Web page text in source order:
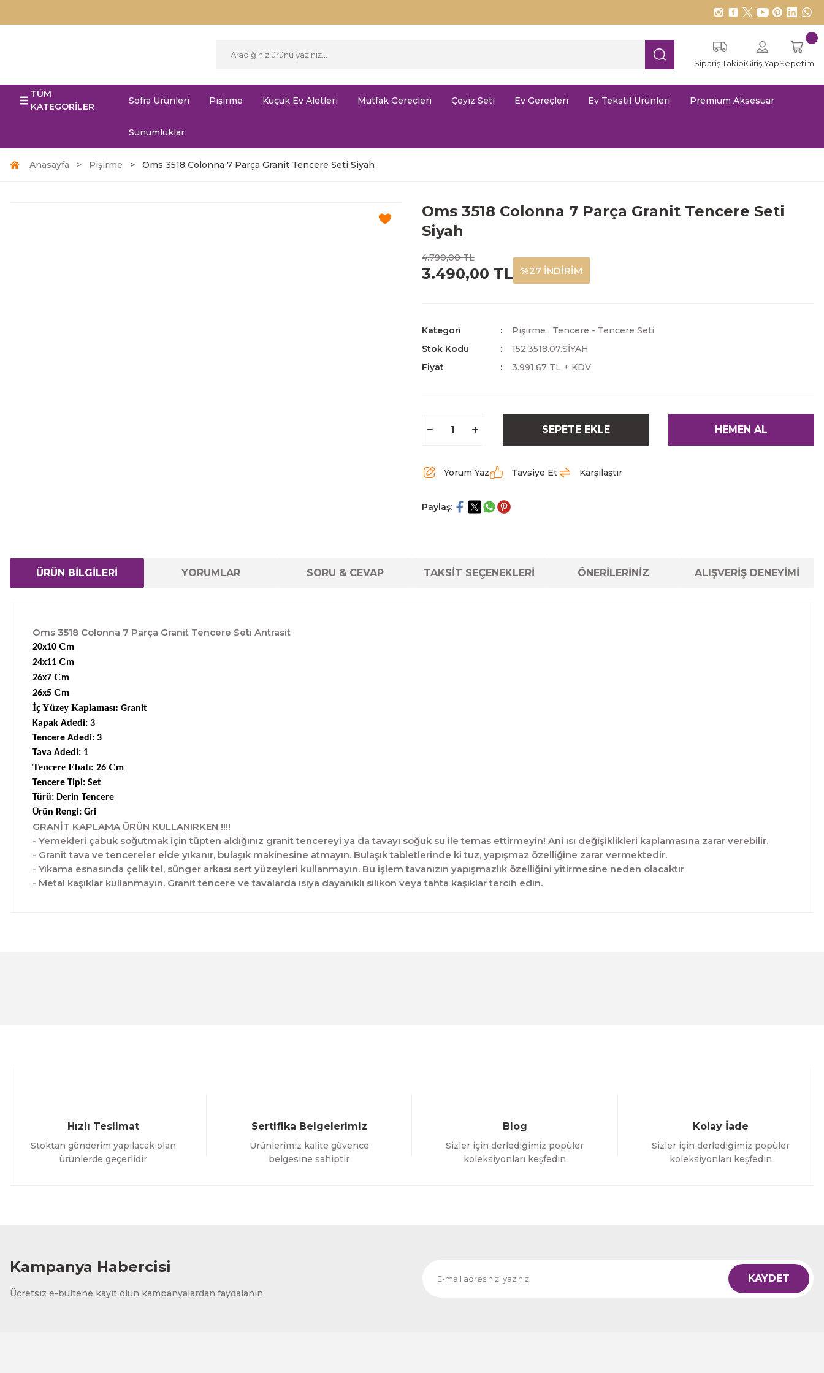
Sipariş TakibiGiriş YapSepetim
TÜM
KATEGORİLER
Sofra Ürünleri Pişirme Küçük Ev Aletleri Mutfak Gereçleri Çeyiz Seti Ev Gereçleri Ev Tekstil Ürünleri Premium Aksesuar
Sunumluklar
Anasayfa Pişirme Oms 3518 Colonna 7 Parça Granit Tencere Seti Siyah
Oms 3518 Colonna 7 Parça Granit Tencere Seti
Siyah
4.790,00 TL
3.490,00 TL %27 İNDİRİM
Kategori Pişirme , Tencere - Tencere Seti
Stok Kodu
152.3518.07.SİYAH
Fiyat
3.991,67 TL + KDV
SEPETE EKLE HEMEN AL
Yorum Yaz Tavsiye Et Karşılaştır
Paylaş:
ÜRÜN BİLGİLERİ YORUMLAR SORU & CEVAP TAKSİT SEÇENEKLERİ ÖNERİLERİNİZ ALIŞVERİŞ DENEYİMİ
Oms 3518 Colonna 7 Parça Granit Tencere Seti Antrasit
20x10 Cm
24x11 Cm
26x7 Cm
26x5 Cm
İç Yüzey Kaplaması: Granit
Kapak Adedi: 3
Tencere Adedi: 3
Tava Adedi: 1
Tencere Ebatı: 26 Cm
Tencere Tipi: Set
Türü: Derin Tencere
Ürün Rengi: Gri
GRANİT KAPLAMA ÜRÜN KULLANIRKEN !!!!
- Yemekleri çabuk soğutmak için tüpten aldığınız granit tencereyi ya da tavayı soğuk su ile temas ettirmeyin! Ani ısı değişiklikleri kaplamasına zarar verebilir.
- Granit tava ve tencereler elde yıkanır, bulaşık makinesine atmayın. Bulaşık tabletlerinde ki tuz, yapışmaz özelliğine zarar vermektedir.
- Yıkama esnasında çelik tel, sünger arkası sert yüzeyleri kullanmayın. Bu işlem tavanızın yapışmazlık özelliğini yitirmesine neden olacaktır
- Metal kaşıklar kullanmayın. Granit tencere ve tavalarda ısıya dayanıklı silikon veya tahta kaşıklar tercih edin.
Hızlı Teslimat
Stoktan gönderim yapılacak olan
ürünlerde geçerlidir
Sertifika Belgelerimiz
Ürünlerimiz kalite güvence
belgesine sahiptir
Blog
Sizler için derlediğimiz popüler
koleksiyonları keşfedin
Kolay İade
Sizler için derlediğimiz popüler
koleksiyonları keşfedin
Kampanya Habercisi
Ücretsiz e-bültene kayıt olun kampanyalardan faydalanın.
KAYDET